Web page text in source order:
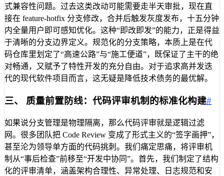
式兼容性问题。过去这类改动可能需要走半天审批，现在直
接在 feature-hotfix 分支修改，合并后触发灰度发布，十五分钟
内全量用户即可感知优化。这种“即改即发”的能力，正是得益
于清晰的分支边界定义。规范化的分支策略，本质上是在代
码仓库里划定了“高速公路”与“施工便道”，既保证了主干的绝
对畅通，又赋予了特性开发的充分自由。对于追求高并发迭
代的现代软件项目而言，这无疑是降低技术债务的最优解。
三、 质量前置防线：代码评审机制的标准化构建#
如果说分支管理是物理隔离，那么代码评审就是逻辑过滤
网。很多团队把 Code Review 变成了形式主义的“签字画押”，
甚至沦为领导单方面的代码挑刺。我们痛定思痛，将评审机
制从“事后检查”前移至“开发中协同”。首先，我们制定了结构
化的评审清单，涵盖架构合理性、异常处理、日志规范和安